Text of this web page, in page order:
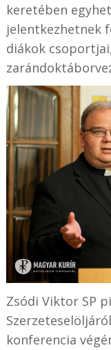
keretében
jelentkezhetnek
diákok
Zsódi Viktor SP
konferencia